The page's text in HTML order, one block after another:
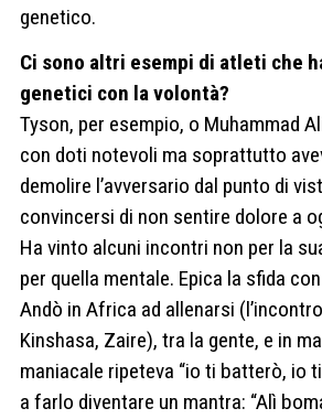
genetico.
Ci sono altri esempi di atleti che
genetici con la volontà?
Tyson, per esempio, o Muhammad
con doti notevoli ma soprattutto
demolire l’avversario dal punto di
convincersi di non sentire dolore a
Ha vinto alcuni incontri non per la
per quella mentale. Epica la sfida
Andò in Africa ad allenarsi
Kinshasa, Zaire), tra la gente, e in
maniacale ripeteva “io ti batterò, io
a farlo diventare un mantra: “Alì